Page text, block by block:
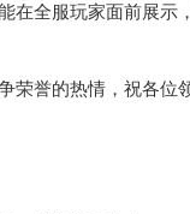
在全服玩家面前展示
誉的热情，祝各位